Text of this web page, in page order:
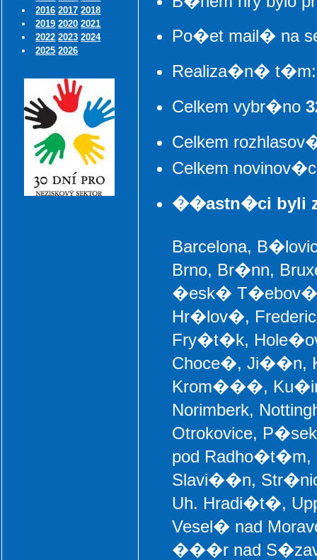
2016 2017 2018
2019 2020 2021
2022 2023 2024
2025 2026
Po�et mail� na
Realiza�n� t�m:
Celkem vybr�no
Celkem
Celkem
��astn�ci byli
Barcelona,
Brno, Br�nn,
�esk� T�ebov�,
Hr�lov�,
Fry�t�k,
Choce�, Ji��n,
Krom���,
Norimberk,
Otrokovice,
pod Radho�t�m,
Slavi��n,
Uh. Hradi�t�,
Vesel� nad
���r nad